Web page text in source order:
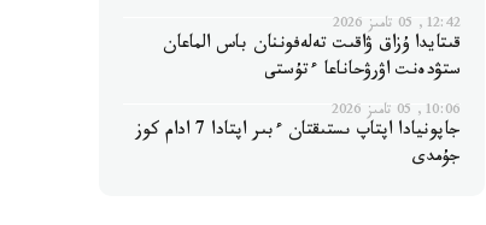
12:42, 05 تامىز 2026
قىتايدا ۇزاق ۋاقىت تەلەفوننان باس الماعان
ستۋدەنت اۋرۋحاناعا ءتۇستى
10:06, 05 تامىز 2026
جاپونيادا اپتاپ ىستىقتان ءبىر اپتادا 7 ادام كوز
جۇمدى